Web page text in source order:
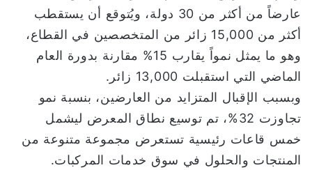
عارضاً من أكثر من 30 دولة، ويُتوقع أن يستقطب
أكثر من 15,000 زائر من المتخصصين في القطاع،
وهو ما يمثل نمواً يقارب 15% مقارنة بدورة العام
الماضي التي استقبلت 13,000 زائر.
وبسبب الإقبال المتزايد من العارضين، بنسبة نمو
تجاوزت 32%، تم توسيع نطاق المعرض ليشمل
خمس قاعات رئيسية تستعرض مجموعة متنوعة من
المنتجات والحلول في سوق خدمات المركبات.